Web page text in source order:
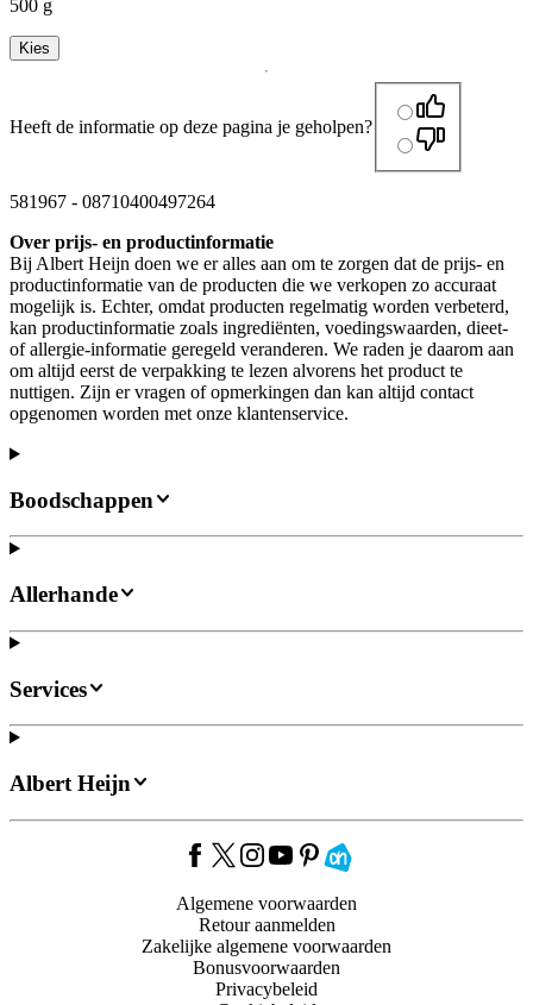
500 g
Kies
Heeft de informatie op deze pagina je geholpen?
581967 - 08710400497264
Over prijs- en productinformatie
Bij Albert Heijn doen we er alles aan om te zorgen dat de prijs- en
productinformatie van de producten die we verkopen zo accuraat
mogelijk is. Echter, omdat producten regelmatig worden verbeterd,
kan productinformatie zoals ingrediënten, voedingswaarden, dieet-
of allergie-informatie geregeld veranderen. We raden je daarom aan
om altijd eerst de verpakking te lezen alvorens het product te
nuttigen. Zijn er vragen of opmerkingen dan kan altijd contact
opgenomen worden met onze klantenservice.
Boodschappen
Allerhande
Services
Albert Heijn
Algemene voorwaarden
Retour aanmelden
Zakelijke algemene voorwaarden
Bonusvoorwaarden
Privacybeleid